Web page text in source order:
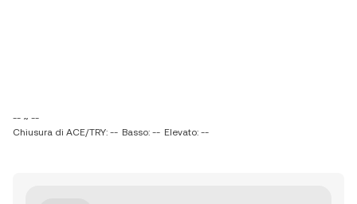
-- ~ --
Chiusura di ACE/TRY: -- Basso: -- Elevato: --